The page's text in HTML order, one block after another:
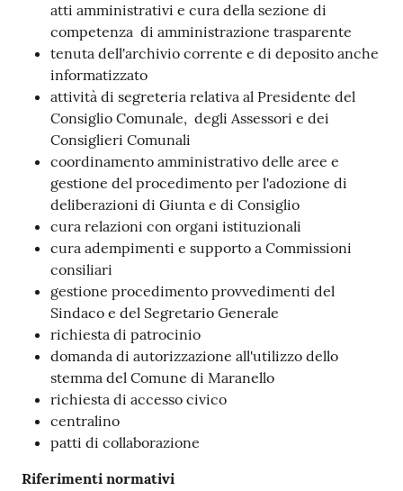
gli
argomenti...
Seguici
atti amministrativi e cura della sezione di
competenza di amministrazione trasparente
tenuta dell'archivio corrente e di deposito anche
informatizzato
attività di segreteria relativa al Presidente del
Consiglio Comunale, degli Assessori e dei
Consiglieri Comunali
coordinamento amministrativo delle aree e
gestione del procedimento per l'adozione di
deliberazioni di Giunta e di Consiglio
cura relazioni con organi istituzionali
cura adempimenti e supporto a Commissioni
consiliari
gestione procedimento provvedimenti del
Sindaco e del Segretario Generale
richiesta di patrocinio
domanda di autorizzazione all'utilizzo dello
stemma del Comune di Maranello
richiesta di accesso civico
centralino
patti di collaborazione
Riferimenti normativi